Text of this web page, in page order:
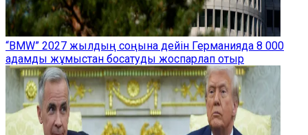
“BMW” 2027 жылдың соңына дейін Германияда 8 000
адамды жұмыстан босатуды жоспарлап отыр